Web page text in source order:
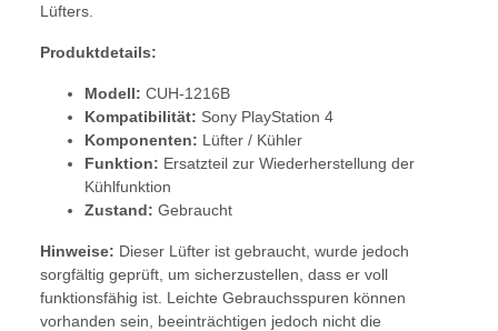
Lüfters.
Produktdetails:
Modell: CUH-1216B
Kompatibilität: Sony PlayStation 4
Komponenten: Lüfter / Kühler
Funktion: Ersatzteil zur Wiederherstellung der
Kühlfunktion
Zustand: Gebraucht
Hinweise: Dieser Lüfter ist gebraucht, wurde jedoch
sorgfältig geprüft, um sicherzustellen, dass er voll
funktionsfähig ist. Leichte Gebrauchsspuren können
vorhanden sein, beeinträchtigen jedoch nicht die